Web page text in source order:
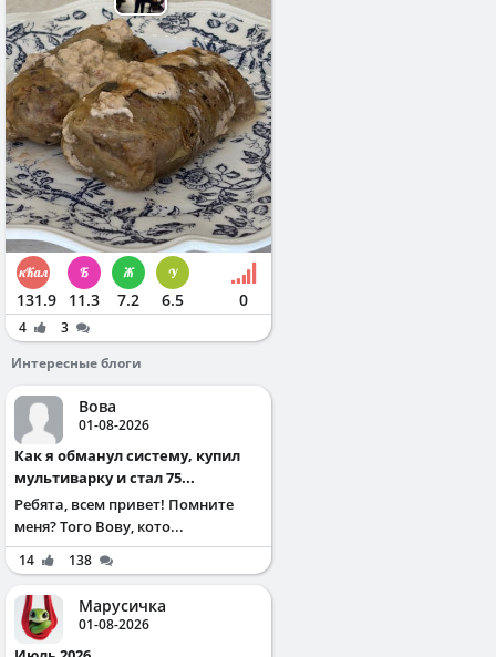
131.9 11.3 7.2 6.5 0
4
3
Интересные блоги
Вова
01-08-2026
Как я обманул систему, купил
мультиварку и стал 75...
Ребята, всем привет! Помните
меня? Того Вову, кото...
14 138
Марусичка
01-08-2026